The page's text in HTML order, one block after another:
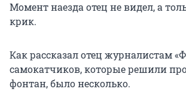
Момент наезда отец не видел, а
крик.
Как рассказал отец журналистам
самокатчиков, которые решили
фонтан, было несколько.